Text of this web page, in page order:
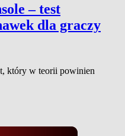
– test
dla graczy
który w teorii powinien